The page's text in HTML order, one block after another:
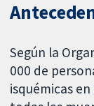
Según la
000 de
isquémicas